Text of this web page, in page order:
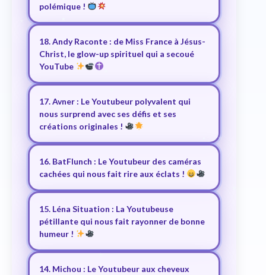
polémique !
18. Andy Raconte : de Miss France à Jésus-
Christ, le glow-up spirituel qui a secoué
YouTube
17. Avner : Le Youtubeur polyvalent qui
nous surprend avec ses défis et ses
créations originales !
16. BatFlunch : Le Youtubeur des caméras
cachées qui nous fait rire aux éclats !
15. Léna Situation : La Youtubeuse
pétillante qui nous fait rayonner de bonne
humeur !
14. Michou : Le Youtubeur aux cheveux